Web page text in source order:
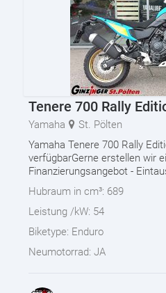
Tenere 700 Rally
Yamaha
St. Pölten
Yamaha Tenere 700 Rally
verfügbarGerne erstellen wir
Finanzierungsangebot -
Hubraum in cm³: 689
Leistung /kW: 54
Biketype: Enduro
Neumotorrad: JA